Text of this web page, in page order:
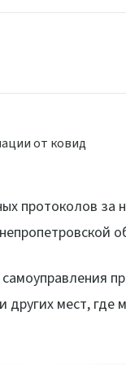
протоколов за
мест, где